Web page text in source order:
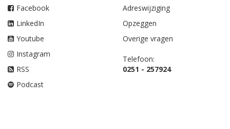
Facebook
LinkedIn
Youtube
Instagram
RSS
Podcast
Adreswijziging
Opzeggen
Overige vragen
Telefoon:
0251 - 257924